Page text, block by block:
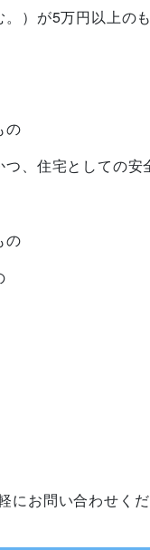
）が5万円以上の
の
、住宅としての安
の
お問い合わせくだ